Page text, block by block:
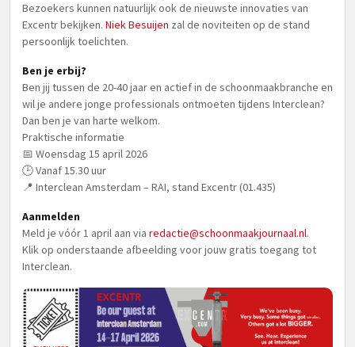
Bezoekers kunnen natuurlijk ook de nieuwste innovaties van
Excentr bekijken. Niek Besuijen zal de noviteiten op de stand
persoonlijk toelichten.
Ben je erbij?
Ben jij tussen de 20-40 jaar en actief in de schoonmaakbranche en
wil je andere jonge professionals ontmoeten tijdens Interclean?
Dan ben je van harte welkom.
Praktische informatie
📅 Woensdag 15 april 2026
🕒 Vanaf 15.30 uur
📍 Interclean Amsterdam – RAI, stand Excentr (01.435)
Aanmelden
Meld je vóór 1 april aan via redactie@schoonmaakjournaal.nl.
Klik op onderstaande afbeelding voor jouw gratis toegang tot
Interclean.